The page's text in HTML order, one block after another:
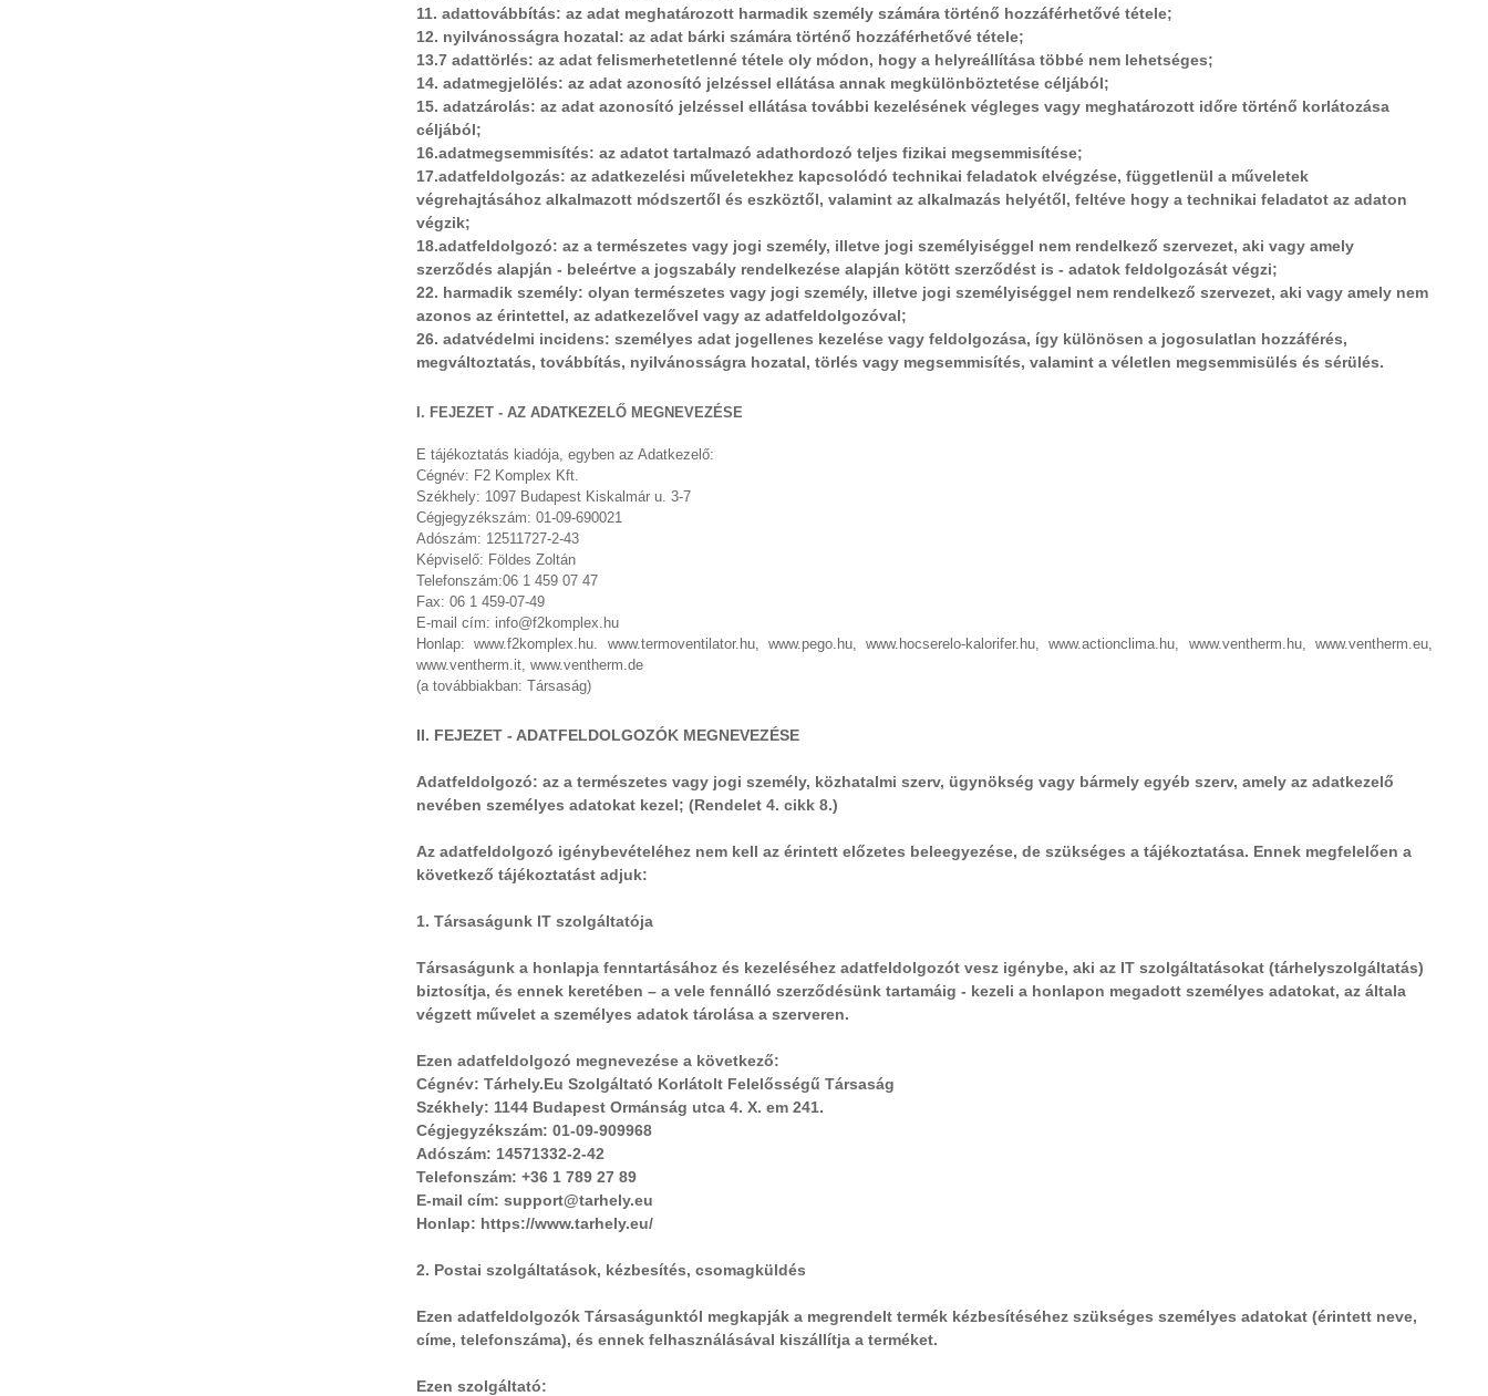
11. adattovábbítás: az adat meghatározott harmadik személy számára történő hozzáférhetővé tétele;
12. nyilvánosságra hozatal: az adat bárki számára történő hozzáférhetővé tétele;
13.7 adattörlés: az adat felismerhetetlenné tétele oly módon, hogy a helyreállítása többé nem lehetséges;
14. adatmegjelölés: az adat azonosító jelzéssel ellátása annak megkülönböztetése céljából;
15. adatzárolás: az adat azonosító jelzéssel ellátása további kezelésének végleges vagy meghatározott időre történő korlátozása
céljából;
16.adatmegsemmisítés: az adatot tartalmazó adathordozó teljes fizikai megsemmisítése;
17.adatfeldolgozás: az adatkezelési műveletekhez kapcsolódó technikai feladatok elvégzése, függetlenül a műveletek
végrehajtásához alkalmazott módszertől és eszköztől, valamint az alkalmazás helyétől, feltéve hogy a technikai feladatot az adaton
végzik;
18.adatfeldolgozó: az a természetes vagy jogi személy, illetve jogi személyiséggel nem rendelkező szervezet, aki vagy amely
szerződés alapján - beleértve a jogszabály rendelkezése alapján kötött szerződést is - adatok feldolgozását végzi;
22. harmadik személy: olyan természetes vagy jogi személy, illetve jogi személyiséggel nem rendelkező szervezet, aki vagy amely nem
azonos az érintettel, az adatkezelővel vagy az adatfeldolgozóval;
26. adatvédelmi incidens: személyes adat jogellenes kezelése vagy feldolgozása, így különösen a jogosulatlan hozzáférés,
megváltoztatás, továbbítás, nyilvánosságra hozatal, törlés vagy megsemmisítés, valamint a véletlen megsemmisülés és sérülés.
I. FEJEZET - AZ ADATKEZELŐ MEGNEVEZÉSE
E tájékoztatás kiadója, egyben az Adatkezelő:
Cégnév: F2 Komplex Kft.
Székhely: 1097 Budapest Kiskalmár u. 3-7
Cégjegyzékszám: 01-09-690021
Adószám: 12511727-2-43
Képviselő: Földes Zoltán
Telefonszám:06 1 459 07 47
Fax: 06 1 459-07-49
E-mail cím: info@f2komplex.hu
Honlap: www.f2komplex.hu. www.termoventilator.hu, www.pego.hu, www.hocserelo-kalorifer.hu, www.actionclima.hu, www.ventherm.hu, www.ventherm.eu,
www.ventherm.it, www.ventherm.de
(a továbbiakban: Társaság)
II. FEJEZET - ADATFELDOLGOZÓK MEGNEVEZÉSE
Adatfeldolgozó: az a természetes vagy jogi személy, közhatalmi szerv, ügynökség vagy bármely egyéb szerv, amely az adatkezelő
nevében személyes adatokat kezel; (Rendelet 4. cikk 8.)
Az adatfeldolgozó igénybevételéhez nem kell az érintett előzetes beleegyezése, de szükséges a tájékoztatása. Ennek megfelelően a
következő tájékoztatást adjuk:
1. Társaságunk IT szolgáltatója
Társaságunk a honlapja fenntartásához és kezeléséhez adatfeldolgozót vesz igénybe, aki az IT szolgáltatásokat (tárhelyszolgáltatás)
biztosítja, és ennek keretében – a vele fennálló szerződésünk tartamáig - kezeli a honlapon megadott személyes adatokat, az általa
végzett művelet a személyes adatok tárolása a szerveren.
Ezen adatfeldolgozó megnevezése a következő:
Cégnév: Tárhely.Eu Szolgáltató Korlátolt Felelősségű Társaság
Székhely: 1144 Budapest Ormánság utca 4. X. em 241.
Cégjegyzékszám: 01-09-909968
Adószám: 14571332-2-42
Telefonszám: +36 1 789 27 89
E-mail cím: support@tarhely.eu
Honlap: https://www.tarhely.eu/
2. Postai szolgáltatások, kézbesítés, csomagküldés
Ezen adatfeldolgozók Társaságunktól megkapják a megrendelt termék kézbesítéséhez szükséges személyes adatokat (érintett neve,
címe, telefonszáma), és ennek felhasználásával kiszállítja a terméket.
Ezen szolgáltató: